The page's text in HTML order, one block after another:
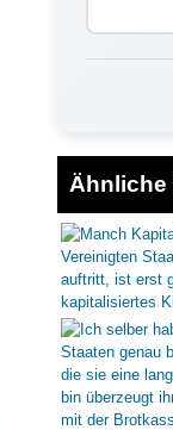
Ähnliche